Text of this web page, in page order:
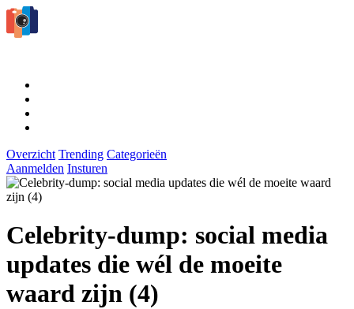
Overzicht Trending Categorieën
Aanmelden Insturen
Celebrity-dump: social media
updates die wél de moeite
waard zijn (4)